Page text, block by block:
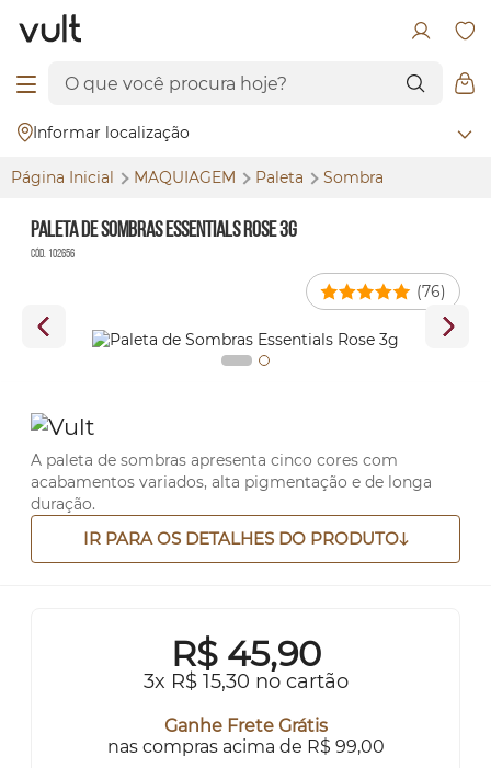
Informar localização
Página Inicial MAQUIAGEM Paleta Sombra
Paleta de Sombras Essentials Rose 3g
Cód. 102656
(76)
A paleta de sombras apresenta cinco cores com
acabamentos variados, alta pigmentação e de longa
duração.
IR PARA OS DETALHES DO PRODUTO
R$ 45,90
3x R$ 15,30 no cartão
Ganhe Frete Grátis
nas compras acima de R$ 99,00